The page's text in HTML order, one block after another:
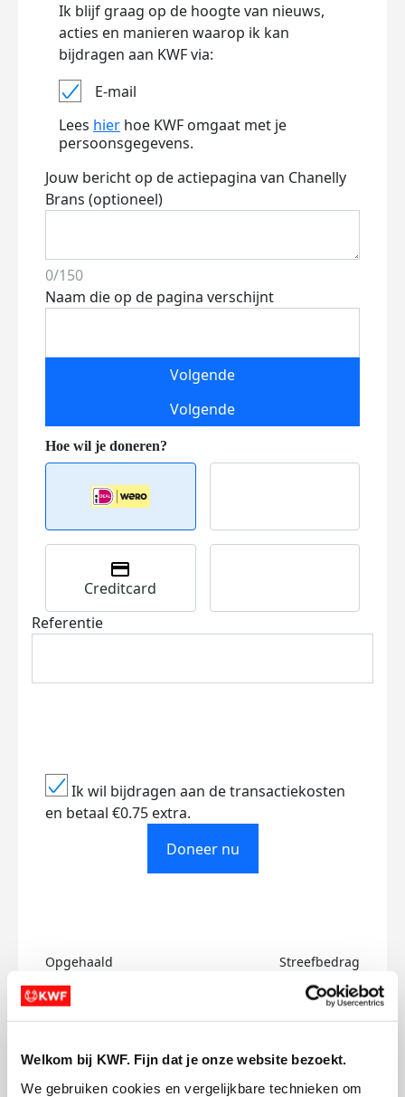
Welkom bij KWF. Fijn dat je onze website bezoekt.
We gebruiken cookies en vergelijkbare technieken om
Ik blijf graag op de hoogte van nieuws,
acties en manieren waarop ik kan
bijdragen aan KWF via:
E-mail
Lees hier hoe KWF omgaat met je
persoonsgegevens.
Jouw bericht op de actiepagina van Chanelly
Brans (optioneel)
0/150
Naam die op de pagina verschijnt
Volgende
Volgende
Creditcard
Referentie
Ik wil bijdragen aan de transactiekosten
en betaal €0.75 extra.
Doneer nu
Opgehaald
€547
Streefbedrag
€600